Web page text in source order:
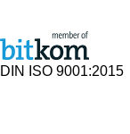
DIN ISO 9001:2015